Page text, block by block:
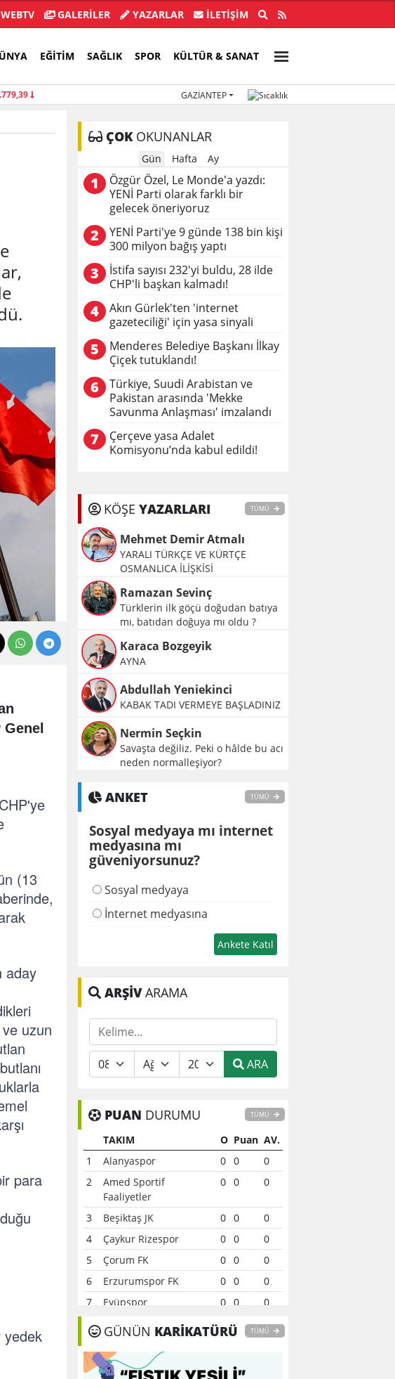
Belediye Başkanı İlkay Çiçek tutuklandı!
GALERİLER YAZARLAR İLETIŞIM
EĞITIM SAĞLIK SPOR KÜLTÜR & SANAT
GAZIANTEP
(13
aday
uzun
para
yedek
ÇOKOKUNANLAR
Gün Hafta Ay
1
Özgür Özel, Le Monde'a yazdı:
YENİ Parti olarak farklı bir
gelecek öneriyoruz
2
YENİ Parti'ye 9 günde 138 bin kişi
300 milyon bağış yaptı
3
İstifa sayısı 232'yi buldu, 28 ilde
CHP'li başkan kalmadı!
4
Akın Gürlek'ten 'internet
gazeteciliği' için yasa sinyali
5
Menderes Belediye Başkanı İlkay
Çiçek tutuklandı!
6
Türkiye, Suudi Arabistan ve
Pakistan arasında 'Mekke
Savunma Anlaşması' imzalandı
7
Çerçeve yasa Adalet
Komisyonu’nda kabul edildi!
KÖŞE YAZARLARI TÜMÜ
Mehmet Demir Atmalı
YARALI TÜRKÇE VE KÜRTÇE
OSMANLICA İLİŞKİSİ
Ramazan Sevinç
Türklerin ilk göçü doğudan batıya
mı, batıdan doğuya mı oldu ?
Karaca Bozgeyik
AYNA
Abdullah Yeniekinci
KABAK TADI VERMEYE BAŞLADINIZ
Nermin Seçkin
Savaşta değiliz. Peki o hâlde bu acı
neden normalleşiyor?
ANKET TÜMÜ
Sosyal medyaya mı internet
medyasına mı
güveniyorsunuz?
Sosyal medyaya
İnternet medyasına
ARŞİVARAMA
ARA
PUAN DURUMU TÜMÜ
TAKIM O Puan AV.
1
Alanyaspor 0 0
0
2
Amed Sportif
Faaliyetler
0 0 0
3 Beşiktaş JK 0 0
0
4
Çaykur Rizespor 0 0
0
5
Çorum FK 0 0
0
6
Erzurumspor FK 0 0
0
7
Eyüpspor 0 0
0
8
Fenerbahçe 0
0
10 Gaziantep FK 0 0
GÜNÜN KARİKATÜRÜ TÜMÜ